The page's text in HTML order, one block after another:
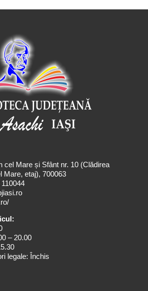
cel Mare și Sfânt nr. 10 (Clădirea
Mare, etaj), 700063
– 20.00
legale: Închis